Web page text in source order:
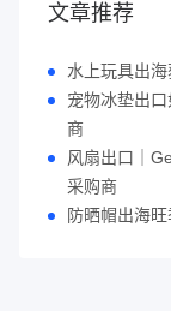
文章推荐
水上玩具出
宠物冰垫出
商
风扇出口｜
采购商
防晒帽出海